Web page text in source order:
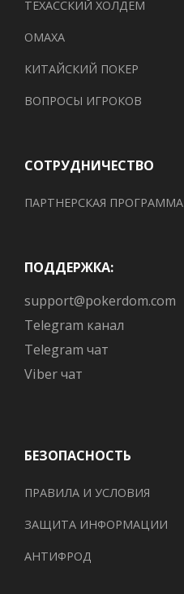
ТЕХАССКИЙ ХОЛДЕМ
ОМАХА
КИТАЙСКИЙ ПОКЕР
ВОПРОСЫ ИГРОКОВ
СОТРУДНИЧЕСТВО
ПАРТНЕРСКАЯ ПРОГРАММА
ПОДДЕРЖКА:
support@pokerdom.com
Telegram канал
Telegram чат
Viber чат
БЕЗОПАСНОСТЬ
ПРАВИЛА И УСЛОВИЯ
ЗАЩИТА ИНФОРМАЦИИ
АНТИФРОД